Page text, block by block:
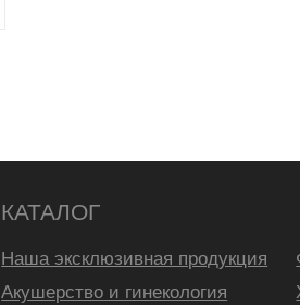
КАТАЛОГ
Наша эксклюзивная продукция
Акушерство и гинекология